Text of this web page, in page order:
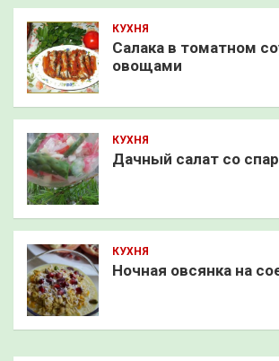
КУХНЯ
Салака в томатном
овощами
КУХНЯ
Дачный салат со
КУХНЯ
Ночная овсянка на